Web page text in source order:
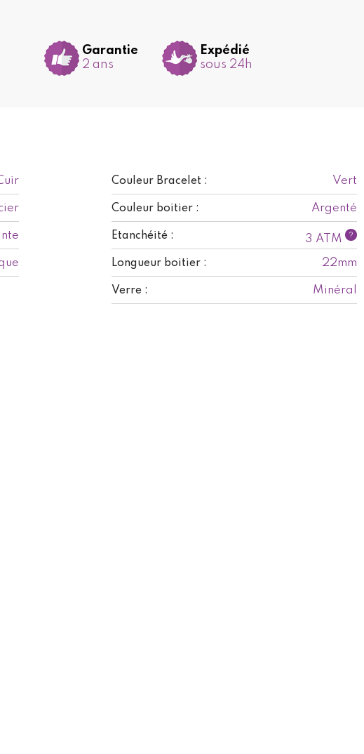
Couleur Bracelet : Vert
Couleur boitier : Argenté
Etanchéité : 3 ATM ?
Longueur boitier : 22mm
Verre : Minéral
Garantie
2 ans
Expédié
sous 24h